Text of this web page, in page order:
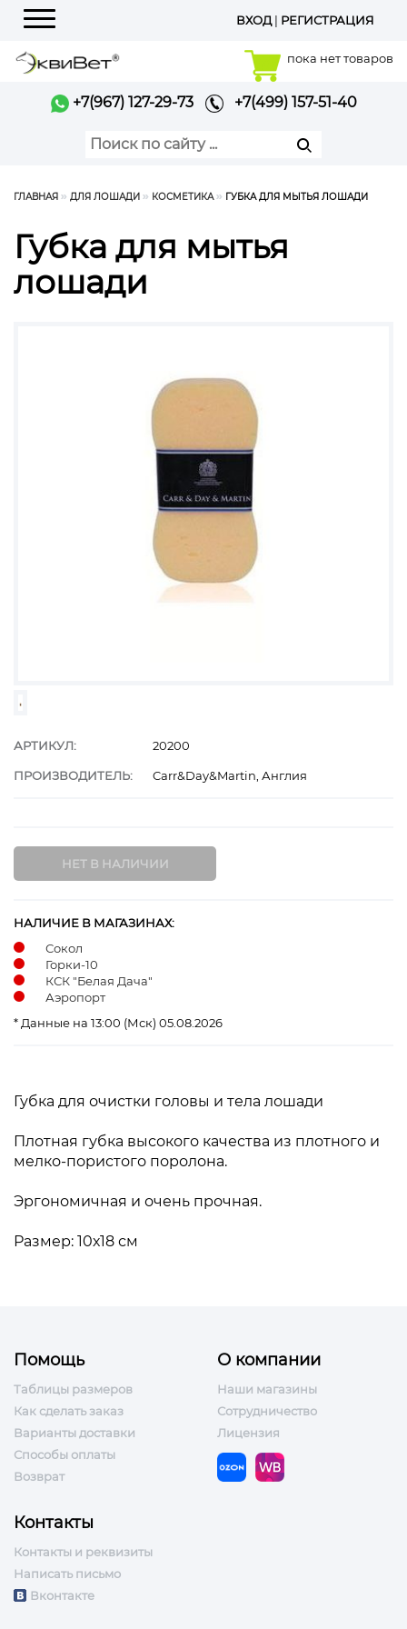
Меню
ВХОД| РЕГИСТРАЦИЯ
пока нет товаров
+7(967) 127-29-73 +7(499) 157-51-40
ГЛАВНАЯ ДЛЯ ЛОШАДИ КОСМЕТИКА ГУБКА ДЛЯ МЫТЬЯ ЛОШАДИ
Губка для мытья
лошади
АРТИКУЛ: 20200
ПРОИЗВОДИТЕЛЬ: Carr&Day&Martin, Англия
НАЛИЧИЕ В МАГАЗИНАХ:
Сокол
Горки-10
КСК "Белая Дача"
Аэропорт
* Данные на 13:00 (Мск) 05.08.2026
Губка для очистки головы и тела лошади
Плотная губка высокого качества из плотного и
мелко-пористого поролона.
Эргономичная и очень прочная.
Размер: 10х18 см
Помощь
Таблицы размеров
Как сделать заказ
Варианты доставки
Способы оплаты
Возврат
О компании
Наши магазины
Сотрудничество
Лицензия
Контакты
Контакты и реквизиты
Написать письмо
Вконтакте